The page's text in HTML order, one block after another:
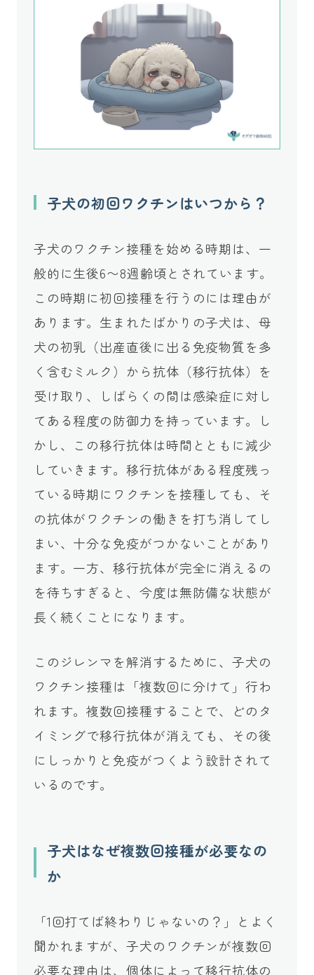
子犬の初回ワクチンはいつから？
子犬のワクチン接種を始める時期は、一
般的に生後6〜8週齢頃とされています。
この時期に初回接種を行うのには理由が
あります。生まれたばかりの子犬は、母
犬の初乳（出産直後に出る免疫物質を多
く含むミルク）から抗体（移行抗体）を
受け取り、しばらくの間は感染症に対し
てある程度の防御力を持っています。し
かし、この移行抗体は時間とともに減少
していきます。移行抗体がある程度残っ
ている時期にワクチンを接種しても、そ
の抗体がワクチンの働きを打ち消してし
まい、十分な免疫がつかないことがあり
ます。一方、移行抗体が完全に消えるの
を待ちすぎると、今度は無防備な状態が
長く続くことになります。
このジレンマを解消するために、子犬の
ワクチン接種は「複数回に分けて」行わ
れます。複数回接種することで、どのタ
イミングで移行抗体が消えても、その後
にしっかりと免疫がつくよう設計されて
いるのです。
子犬はなぜ複数回接種が必要なの
か
「1回打てば終わりじゃないの？」とよく
聞かれますが、子犬のワクチンが複数回
必要な理由は、個体によって移行抗体の